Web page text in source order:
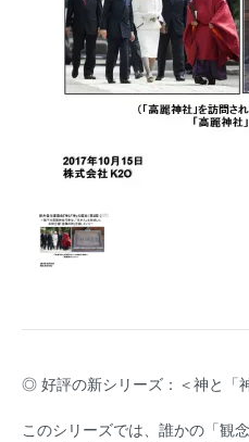
◎ 好評の新シリーズ：＜神と「
このシリーズでは、誰かの「観